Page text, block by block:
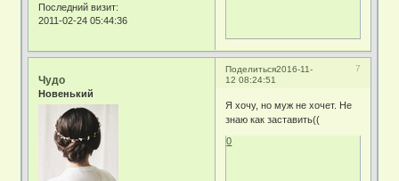
Последний визит:
2011-02-24 05:44:36
Поделиться 7
2016-11-
12 08:24:51
Чудо
Новенький
Я хочу, но муж не хочет. Не
знаю как заставить((
0